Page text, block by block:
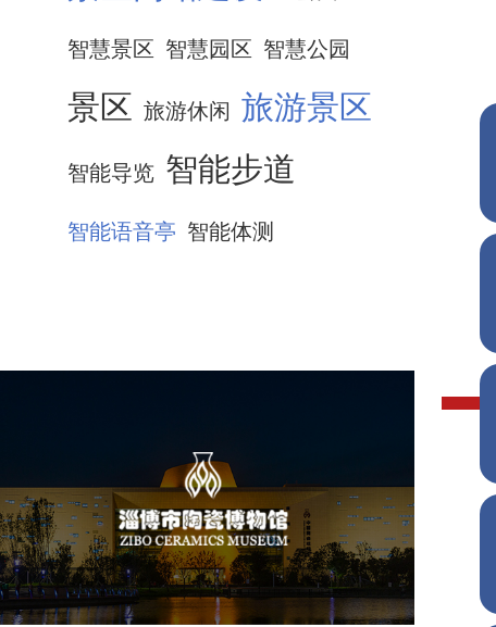
智慧景区 智慧园区 智慧公园
景区 旅游休闲 旅游景区
智能导览 智能步道
智能语音亭 智能体测
文化艺术 博物馆
智慧博物馆
博物馆网站建设
景区网站建设